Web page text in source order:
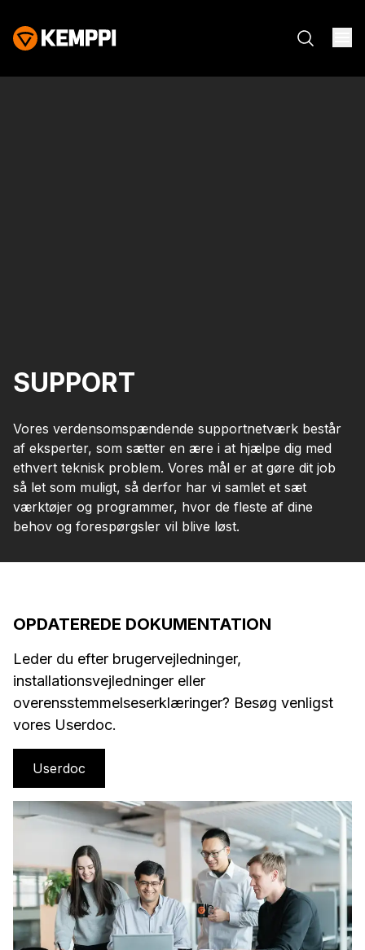
SUPPORT
Vores verdensomspændende supportnetværk består
af eksperter, som sætter en ære i at hjælpe dig med
ethvert teknisk problem. Vores mål er at gøre dit job
så let som muligt, så derfor har vi samlet et sæt
værktøjer og programmer, hvor de fleste af dine
behov og forespørgsler vil blive løst.
OPDATEREDE DOKUMENTATION
Leder du efter brugervejledninger,
installationsvejledninger eller
overensstemmelseserklæringer? Besøg venligst
vores Userdoc.
Userdoc